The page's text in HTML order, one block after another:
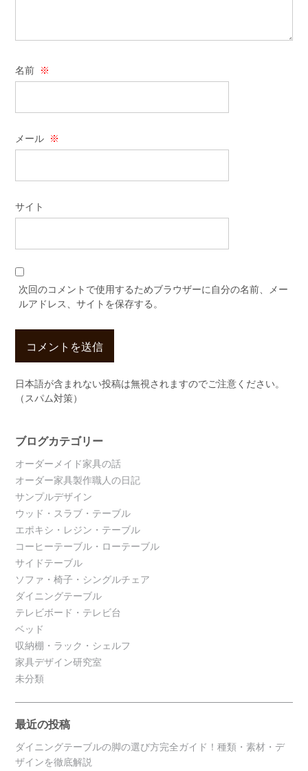
名前 ※
メール ※
サイト
次回のコメントで使用するためブラウザーに自分の名前、メー
ルアドレス、サイトを保存する。
日本語が含まれない投稿は無視されますのでご注意ください。
（スパム対策）
ブログカテゴリー
オーダーメイド家具の話
オーダー家具製作職人の日記
サンプルデザイン
ウッド・スラブ・テーブル
エポキシ・レジン・テーブル
コーヒーテーブル・ローテーブル
サイドテーブル
ソファ・椅子・シングルチェア
ダイニングテーブル
テレビボード・テレビ台
ベッド
収納棚・ラック・シェルフ
家具デザイン研究室
未分類
最近の投稿
ダイニングテーブルの脚の選び方完全ガイド！種類・素材・デ
ザインを徹底解説